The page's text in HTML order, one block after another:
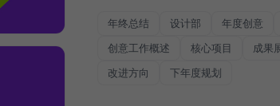
年终总结 设计部 年度创意
创意工作概述 核心项目 成果
改进方向 下年度规划